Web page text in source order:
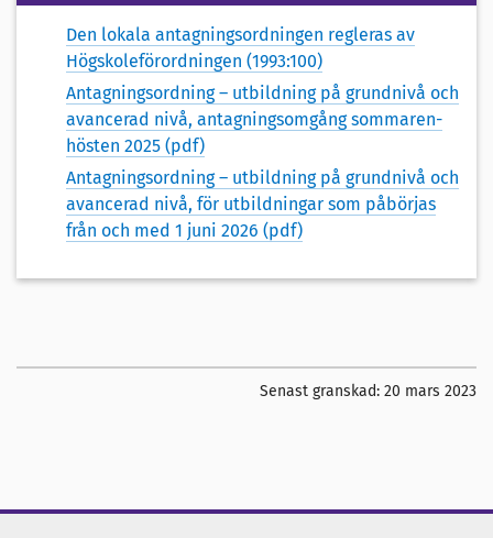
Den lokala antagningsordningen regleras av
Högskoleförordningen (1993:100)
Antagningsordning – utbildning på grundnivå och
avancerad nivå, antagningsomgång sommaren-
hösten 2025 (pdf)
Antagningsordning – utbildning på grundnivå och
avancerad nivå, för utbildningar som påbörjas
från och med 1 juni 2026 (pdf)
Senast granskad: 20 mars 2023